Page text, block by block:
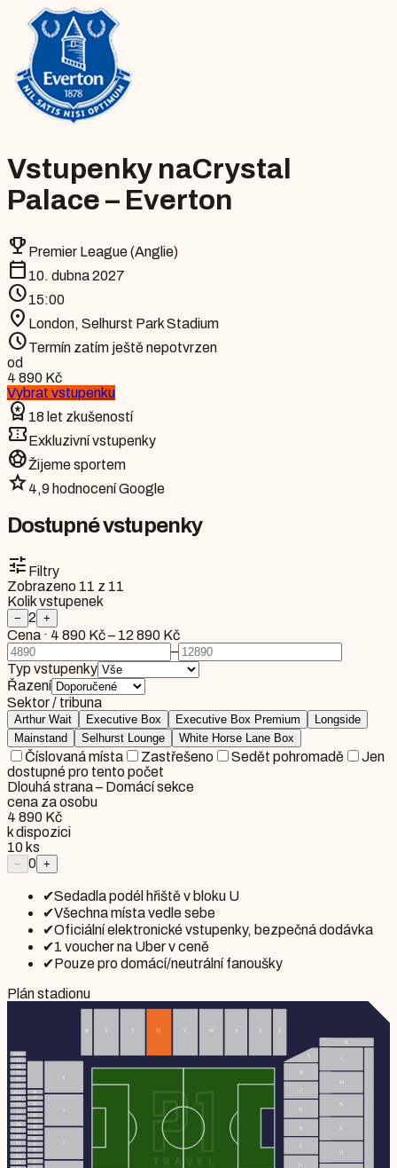
Vstupenky naCrystal
Palace – Everton
emoji_events Premier League (Anglie)
calendar_today 10. dubna 2027
schedule15:00
location_on London, Selhurst Park Stadium
scheduleTermín zatím ještě nepotvrzen
od
4 890 Kč
Vybrat vstupenku
workspace_premium 18 let zkušeností
confirmation_numberExkluzivní vstupenky
sports_soccerŽijeme sportem
star4,9 hodnocení Google
Dostupné vstupenky
tune Filtry
Zobrazeno 11 z 11
Kolik vstupenek
− 2 +
Cena · 4 890 Kč– 12 890 Kč
–
Typ vstupenky
Řazení
Sektor / tribuna
Arthur Wait Executive Box Executive Box Premium
Longside
Mainstand
Selhurst Lounge White Horse Lane Box
Číslovaná místa Zastřešeno Sedět pohromadě
Jen
dostupné pro tento počet
Dlouhá strana – Domácí sekce
cena za osobu
4 890 Kč
k dispozici
10 ks
− 0 +
✔Sedadla podél hřiště v bloku U
✔Všechna místa vedle sebe
✔Oficiální elektronické vstupenky, bezpečná dodávka
✔1 voucher na Uber v ceně
✔Pouze pro domácí/neutrální fanoušky
Plán stadionu